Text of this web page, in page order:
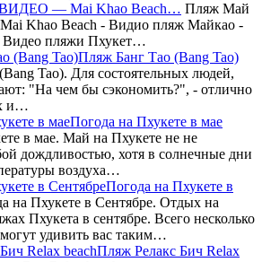
— Mai Khao Beach… Пляж Май
Khao Beach - Видио пляж Майкао -
Видео пляжи Пхукет…
Пляж Банг Тао (Bang Tao)
Tao). Для состоятельных людей,
"На чем бы сэкономить?", - отлично
и…
Погода на Пхукете в мае
в мае. Май на Пхукете не не
дождливостью, хотя в солнечные дни
воздуха…
Погода на Пхукете в
на Пхукете в Сентябре. Отдых на
Пхукета в сентябре. Всего несколько
удивить вас таким…
Пляж Релакс Бич Relax